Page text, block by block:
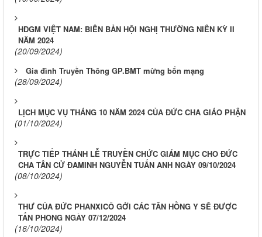
HĐGM VIỆT NAM: BIÊN BẢN HỘI NGHỊ THƯỜNG NIÊN KỲ II
NĂM 2024
(20/09/2024)
Gia đình Truyền Thông GP.BMT mừng bổn mạng
(28/09/2024)
LỊCH MỤC VỤ THÁNG 10 NĂM 2024 CỦA ĐỨC CHA GIÁO PHẬN
(01/10/2024)
TRỰC TIẾP THÁNH LỄ TRUYỀN CHỨC GIÁM MỤC CHO ĐỨC
CHA TÂN CỬ ĐAMINH NGUYỄN TUẤN ANH NGÀY 09/10/2024
(08/10/2024)
THƯ CỦA ĐỨC PHANXICÔ GỞI CÁC TÂN HỒNG Y SẼ ĐƯỢC
TẤN PHONG NGÀY 07/12/2024
(16/10/2024)